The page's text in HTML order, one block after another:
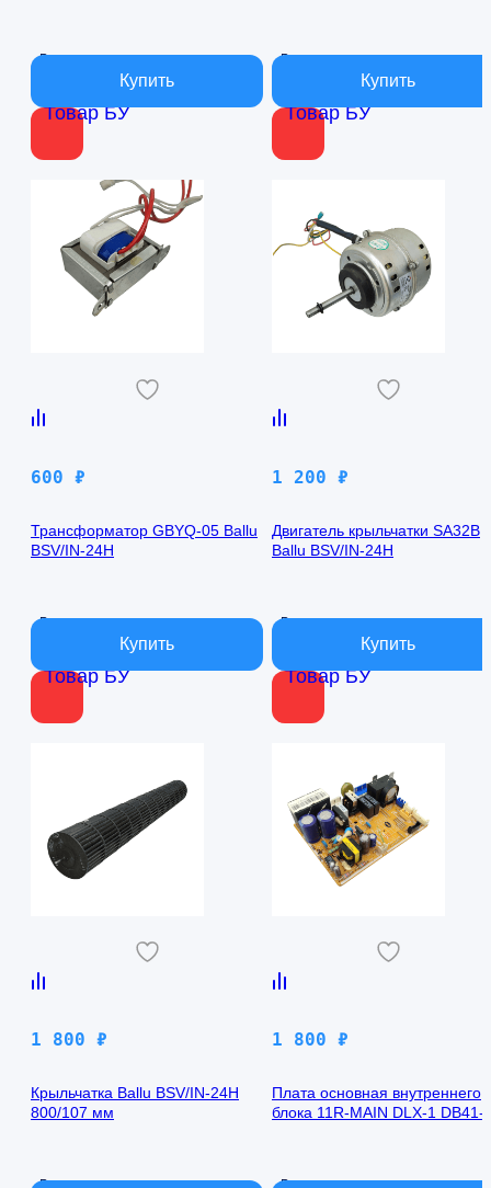
Товар БУ
В наличии
Товар БУ
В наличии
Товар БУ
600 ₽
Трансформатор GBYQ-05 Ballu
BSV/IN-24H
В наличии
Товар БУ
1 200 ₽
Двигатель крыльчатки SA32B
Ballu BSV/IN-24H
В наличии
1 800 ₽
Крыльчатка Ballu BSV/IN-24H
800/107 мм
В наличии
1 800 ₽
Плата основная внутреннего
блока 11R-MAIN DLX-1 DB41-
В наличии